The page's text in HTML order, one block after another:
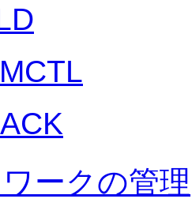
ークの管理